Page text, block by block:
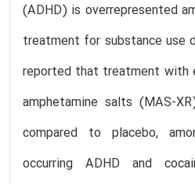
(ADHD) is overrepresented
treatment for substance use
reported that treatment with
amphetamine salts (MAS-
compared to placebo,
occurring ADHD and